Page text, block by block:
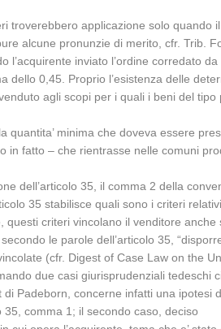
troverebbero applicazione solo quando
alcune pronunzie di merito, cfr. Trib.
inviato l’ordine corredato da
dello 0,45. Proprio l’esistenza delle
agli scopi per i quali i beni del tipo
quantita’ minima che doveva essere
in fatto – che rientrasse nelle comuni
dell’articolo 35, il comma 2 della
35 stabilisce quali sono i criteri
criteri vincolano il venditore anche
le parole dell’articolo 35,
(cfr. Digest of Case Law on the
due casi giurisprudenziali tedeschi
Padeborn, concerne infatti una ipotesi
comma 1; il secondo caso, deciso